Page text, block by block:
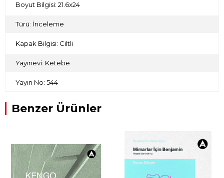
Boyut Bilgisi: 21.6x24
Türü: İnceleme
Kapak Bilgisi: Ciltli
Yayınevi: Ketebe
Yayın No: 544
Benzer Ürünler